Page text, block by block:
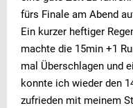
fürs Finale am Abend
Ein kurzer heftiger
machte die 15min +1
mal Überschlagen und
konnte ich wieder den
zufrieden mit meinem